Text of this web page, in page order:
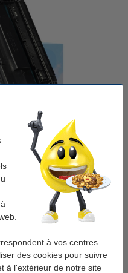
à vos centres
des cookies pour suivre
à l'extérieur de notre site
Commander